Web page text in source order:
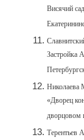
Висячий
Застройка
Николаева
«Дворец
дворцовом
Терентьев